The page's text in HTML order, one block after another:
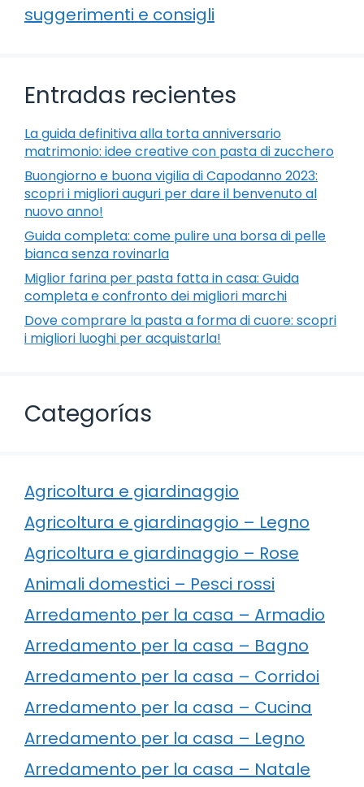
suggerimenti e consigli
Entradas recientes
La guida definitiva alla torta anniversario
matrimonio: idee creative con pasta di zucchero
Buongiorno e buona vigilia di Capodanno 2023:
scopri i migliori auguri per dare il benvenuto al
nuovo anno!
Guida completa: come pulire una borsa di pelle
bianca senza rovinarla
Miglior farina per pasta fatta in casa: Guida
completa e confronto dei migliori marchi
Dove comprare la pasta a forma di cuore: scopri
i migliori luoghi per acquistarla!
Categorías
Agricoltura e giardinaggio
Agricoltura e giardinaggio – Legno
Agricoltura e giardinaggio – Rose
Animali domestici – Pesci rossi
Arredamento per la casa – Armadio
Arredamento per la casa – Bagno
Arredamento per la casa – Corridoi
Arredamento per la casa – Cucina
Arredamento per la casa – Legno
Arredamento per la casa – Natale